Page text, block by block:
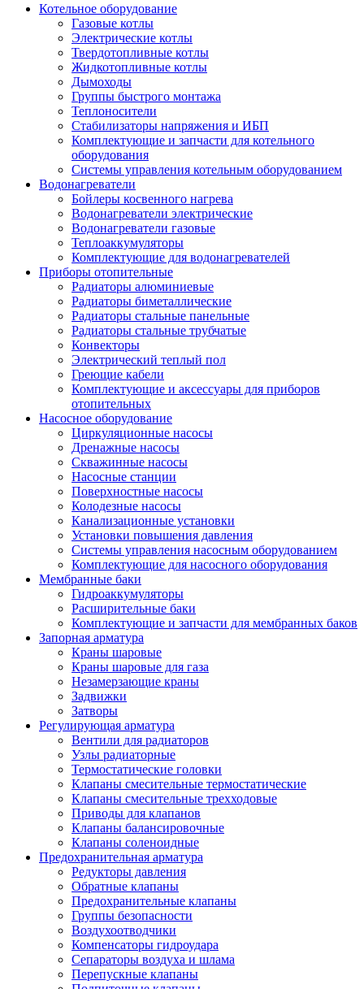
Котельное оборудование
Газовые котлы
Электрические котлы
Твердотопливные котлы
Жидкотопливные котлы
Дымоходы
Группы быстрого монтажа
Теплоносители
Стабилизаторы напряжения и ИБП
Комплектующие и запчасти для котельного
оборудования
Системы управления котельным оборудованием
Водонагреватели
Бойлеры косвенного нагрева
Водонагреватели электрические
Водонагреватели газовые
Теплоаккумуляторы
Комплектующие для водонагревателей
Приборы отопительные
Радиаторы алюминиевые
Радиаторы биметаллические
Радиаторы стальные панельные
Радиаторы стальные трубчатые
Конвекторы
Электрический теплый пол
Греющие кабели
Комплектующие и аксессуары для приборов
отопительных
Насосное оборудование
Циркуляционные насосы
Дренажные насосы
Скважинные насосы
Насосные станции
Поверхностные насосы
Колодезные насосы
Канализационные установки
Установки повышения давления
Системы управления насосным оборудованием
Комплектующие для насосного оборудования
Мембранные баки
Гидроаккумуляторы
Расширительные баки
Комплектующие и запчасти для мембранных баков
Запорная арматура
Краны шаровые
Краны шаровые для газа
Незамерзающие краны
Задвижки
Затворы
Регулирующая арматура
Вентили для радиаторов
Узлы радиаторные
Термостатические головки
Клапаны смесительные термостатические
Клапаны смесительные трехходовые
Приводы для клапанов
Клапаны балансировочные
Клапаны соленоидные
Предохранительная арматура
Редукторы давления
Обратные клапаны
Предохранительные клапаны
Группы безопасности
Воздухоотводчики
Компенсаторы гидроудара
Сепараторы воздуха и шлама
Перепускные клапаны